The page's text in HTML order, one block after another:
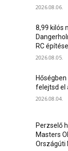
2026.08.06.
8,99 kilós
RC építése
2026.08.05.
felejtsd el
2026.08.04.
Perzselő
Masters
Országúti